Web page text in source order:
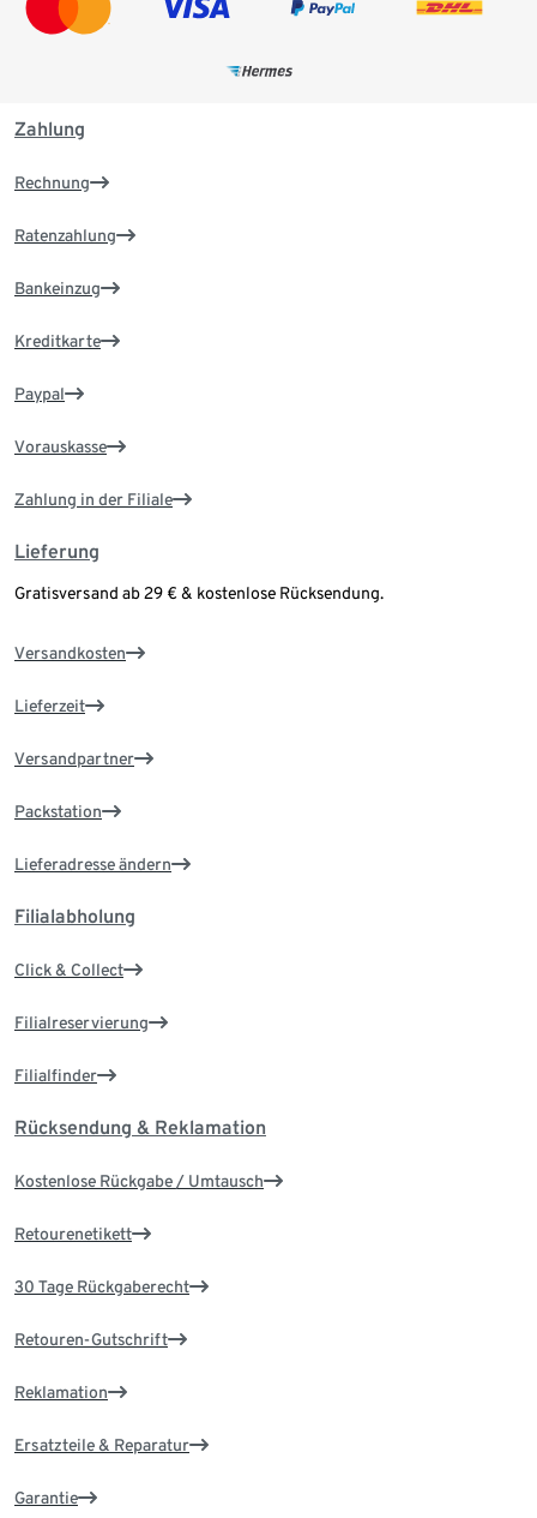
Zahlung
Rechnung
Ratenzahlung
Bankeinzug
Kreditkarte
Paypal
Vorauskasse
Zahlung in der Filiale
Lieferung
Gratisversand ab 29 € & kostenlose Rücksendung.
Versandkosten
Lieferzeit
Versandpartner
Packstation
Lieferadresse ändern
Filialabholung
Click & Collect
Filialreservierung
Filialfinder
Rücksendung & Reklamation
Kostenlose Rückgabe / Umtausch
Retourenetikett
30 Tage Rückgaberecht
Retouren-Gutschrift
Reklamation
Ersatzteile & Reparatur
Garantie